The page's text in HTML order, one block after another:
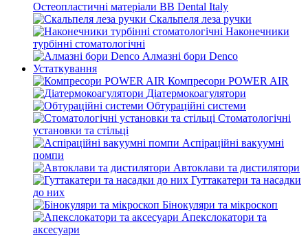
Остеопластичні матеріали BB Dental Italy
Скальпеля леза ручки
Наконечники
турбінні стоматологічні
Алмазні бори Denco
Устаткування
Компресори POWER AIR
Діатермокоагулятори
Обтураційні системи
Стоматологічні
установки та стільці
Аспіраційні вакуумні
помпи
Автоклави та дистилятори
Гуттакатери та насадки
до них
Бінокуляри та мікроскоп
Апекслокатори та
аксесуари